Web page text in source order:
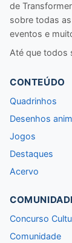
de
sobre todas
eventos e
Até que todos
CONTEÚDO
Quadrinhos
Desenhos
Jogos
Destaques
Acervo
Concurso
Comunidade